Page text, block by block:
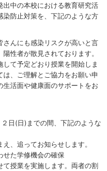
出中の本校における教育研究活
防止対策を、下記のような方
んにも感染リスクが高いと言
性者が散見されております。
て予定どおり授業を開始しま
、ご理解とご協力をお願い申
生活面や健康面のサポートをお
日(日)までの間、下記のような
、追ってお知らせします。
せた学修機会の確保
て授業を実施します。両者の割